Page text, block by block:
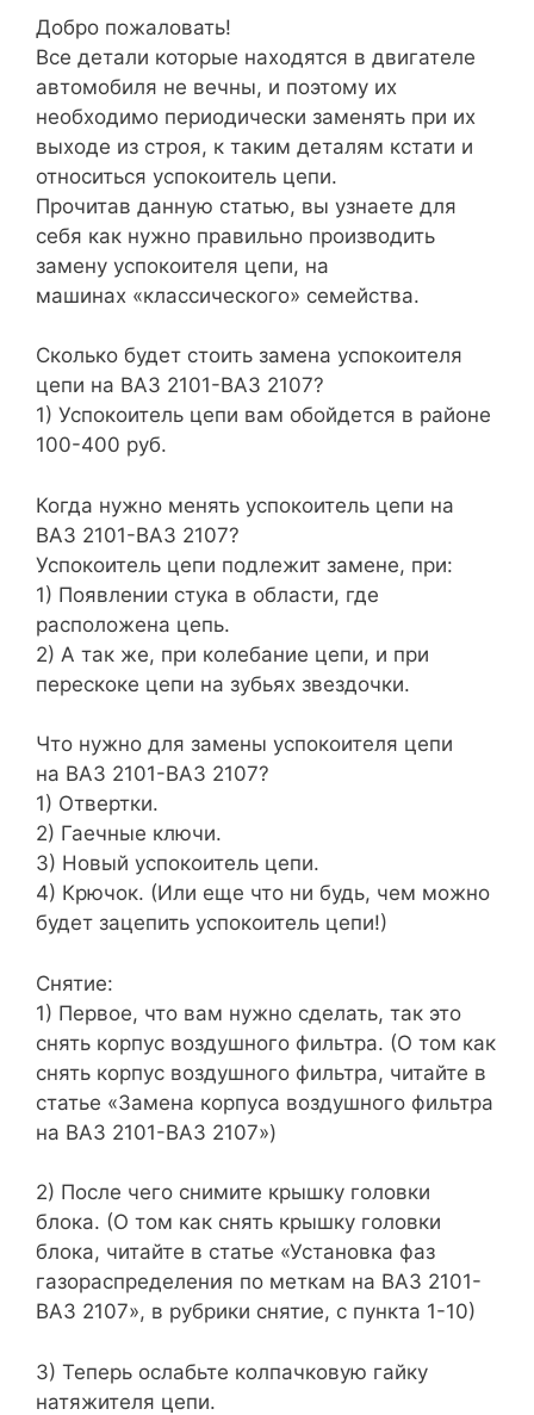
Добро пожаловать!
Все детали которые находятся в двигателе
автомобиля не вечны, и поэтому их
необходимо периодически заменять при их
выходе из строя, к таким деталям кстати и
относиться успокоитель цепи.
Прочитав данную статью, вы узнаете для
себя как нужно правильно производить
замену успокоителя цепи, на
машинах «классического» семейства.
Сколько будет стоить замена успокоителя
цепи на ВАЗ 2101-ВАЗ 2107?
1) Успокоитель цепи вам обойдется в районе
100-400 руб.
Когда нужно менять успокоитель цепи на
ВАЗ 2101-ВАЗ 2107?
Успокоитель цепи подлежит замене, при:
1) Появлении стука в области, где
расположена цепь.
2) А так же, при колебание цепи, и при
перескоке цепи на зубьях звездочки.
Что нужно для замены успокоителя цепи
на ВАЗ 2101-ВАЗ 2107?
1) Отвертки.
2) Гаечные ключи.
3) Новый успокоитель цепи.
4) Крючок. (Или еще что ни будь, чем можно
будет зацепить успокоитель цепи!)
Снятие:
1) Первое, что вам нужно сделать, так это
снять корпус воздушного фильтра. (О том как
снять корпус воздушного фильтра, читайте в
статье «Замена корпуса воздушного фильтра
на ВАЗ 2101-ВАЗ 2107»)
2) После чего снимите крышку головки
блока. (О том как снять крышку головки
блока, читайте в статье «Установка фаз
газораспределения по меткам на ВАЗ 2101-
ВАЗ 2107», в рубрики снятие, с пункта 1-10)
3) Теперь ослабьте колпачковую гайку
натяжителя цепи.